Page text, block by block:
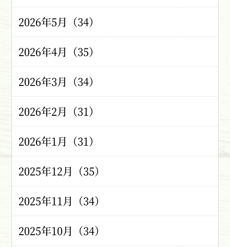
2026年5月（34）
2026年4月（35）
2026年3月（34）
2026年2月（31）
2026年1月（31）
2025年12月（35）
2025年11月（34）
2025年10月（34）